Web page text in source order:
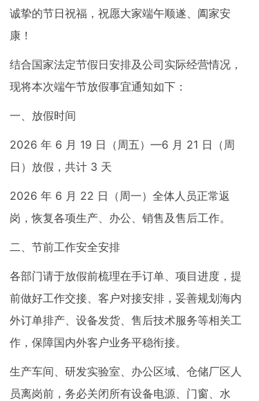
诚挚的节日祝福，祝愿大家端午顺遂、阖家安
康！
结合国家法定节假日安排及公司实际经营情况，
现将本次端午节放假事宜通知如下：
一、放假时间
2026 年 6 月 19 日（周五）—6 月 21 日（周
日）放假，共计 3 天
2026 年 6 月 22 日（周一）全体人员正常返
岗，恢复各项生产、办公、销售及售后工作。
二、节前工作安全安排
各部门请于放假前梳理在手订单、项目进度，提
前做好工作交接、客户对接安排，妥善规划海内
外订单排产、设备发货、售后技术服务等相关工
作，保障国内外客户业务平稳衔接。
生产车间、研发实验室、办公区域、仓储厂区人
员离岗前，务必关闭所有设备电源、门窗、水